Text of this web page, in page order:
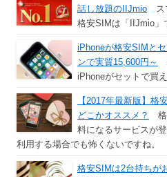
話し放題のIIJmio ス
格安SIMは「IIJmio」
iPhoneが格安SIMと
ンで実質15,600円～
iPhoneがセットで買え
【2017年最新版】格
どこかオススメ？
格
料になるサービスが
利用する場合でも怖くないですね。
格安SIMは2台持ちが